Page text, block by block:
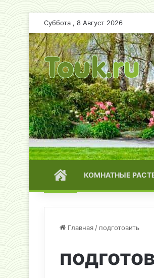
Суббота , 8 Август 2026
ГЛАВНАЯКОМНАТНЫЕ
Главная / подготовить